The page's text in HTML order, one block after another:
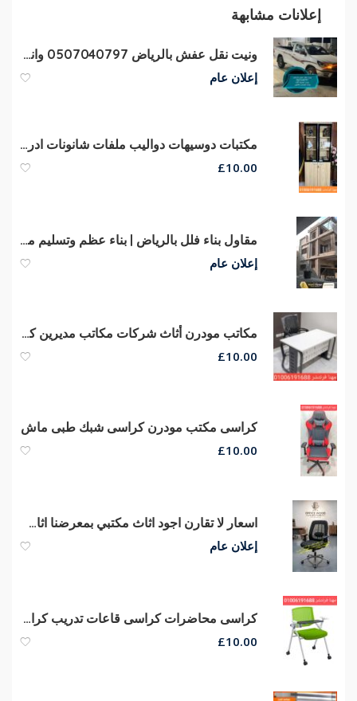
إعلانات مشابهة
ونيت نقل عفش بالرياض 0507040797 وانيت توصيل اثاث مشاوير بالرياض
إعلان عام
مكتبات دوسيهات دواليب ملفات شانونات ادراج مكاتب
£10.00
مقاول بناء فلل بالرياض | بناء عظم وتسليم مفتاح 0554707955
إعلان عام
مكاتب مودرن أثاث شركات مكاتب مديرين كراسى مكتب هيدروليكي شبك
£10.00
كراسى مكتب مودرن كراسى شبك طبى ماش
£10.00
اسعار لا تقارن اجود اثاث مكتبي بمعرضنا اثاث شركات كراسي ومكاتب
إعلان عام
كراسى محاضرات كراسى قاعات تدريب كراسى سنتر تعليمى أرخص أسعار
£10.00